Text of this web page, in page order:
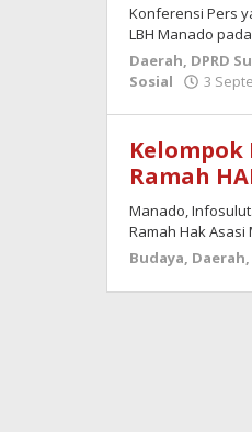
Konferensi Pers
LBH Manado
Daerah, DPRD
Sosial
3
Ramah
Manado,
Ramah Hak
Budaya, Daerah,